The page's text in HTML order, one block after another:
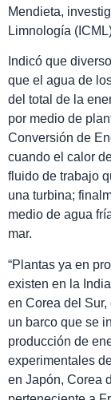
Mendieta,
Limnología
Indicó que
que el agua de
del total de la
por medio de
Conversión de
cuando el calor
fluido de trabajo
una turbina;
medio de agua
mar.
“Plantas ya en
existen en la
en Corea del
un barco que se
producción de
experimentales
en Japón, Corea